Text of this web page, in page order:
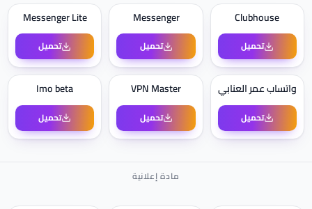
Clubhouse
تحميل
Messenger
تحميل
Messenger Lite
تحميل
واتساب عمر العنابي
تحميل
VPN Master
تحميل
Imo beta
تحميل